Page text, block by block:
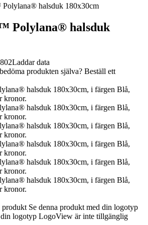
halsduk 180x30cm
Polylana® halsduk
Laddar data
produkten själva? Beställ ett
produkt Se denna produkt med din logotyp
logotyp LogoView är inte tillgänglig